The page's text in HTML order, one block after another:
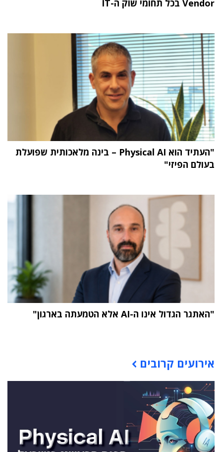
Vendor בכל תחומי שוק ה-IT
"העתיד הוא Physical AI – בינה מלאכותית שפועלת
בעולם הפיזי"
"האתגר הגדול אינו ה-AI אלא הטמעתה בארגון"
אירועים קרובים